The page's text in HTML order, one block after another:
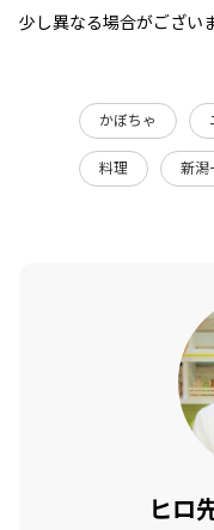
少し異なる場合がござい
かぼちゃ
料理 新潟
ヒロ